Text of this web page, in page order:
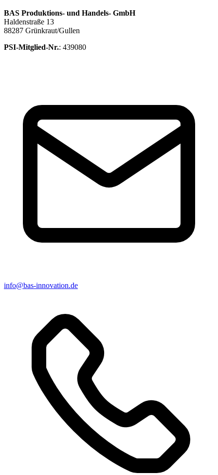
BAS Produktions- und Handels- GmbH
Haldenstraße 13
88287 Grünkraut/Gullen
PSI-Mitglied-Nr.: 439080
info@bas-innovation.de